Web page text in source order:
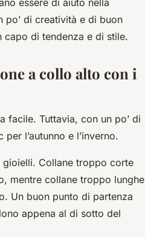
di creatività e di buon
di tendenza e di stile.
a collo alto con i
facile. Tuttavia, con un po’ di
l’autunno e l’inverno.
Collane troppo corte
mentre collane troppo lunghe
Un buon punto di partenza
appena al di sotto del